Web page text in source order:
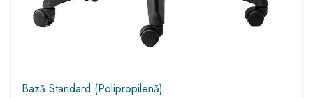
Bază Standard (Polipropilenă)